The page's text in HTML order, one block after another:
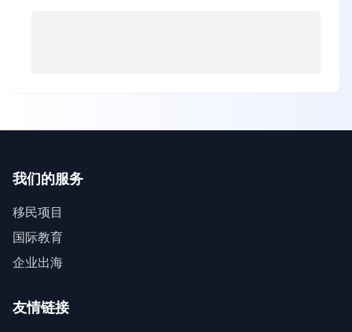
我们的服务
移民项目
国际教育
企业出海
友情链接